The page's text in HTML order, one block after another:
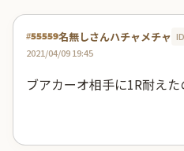
#55559名無しさんハチャメチャ
2021/04/09 19:45
ブアカーオ相手に1R耐え